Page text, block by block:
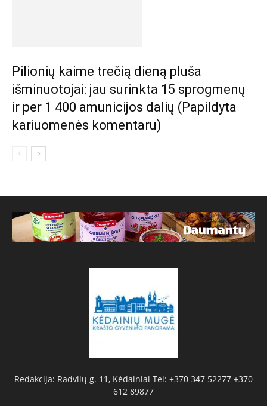
Pilionių kaime trečią dieną pluša
išminuotojai: jau surinkta 15 sprogmenų
ir per 1 400 amunicijos dalių (Papildyta
kariuomenės komentaru)
Redakcija: Radvilų g. 11, Kėdainiai Tel: +370 347 52277 +370
612 89877